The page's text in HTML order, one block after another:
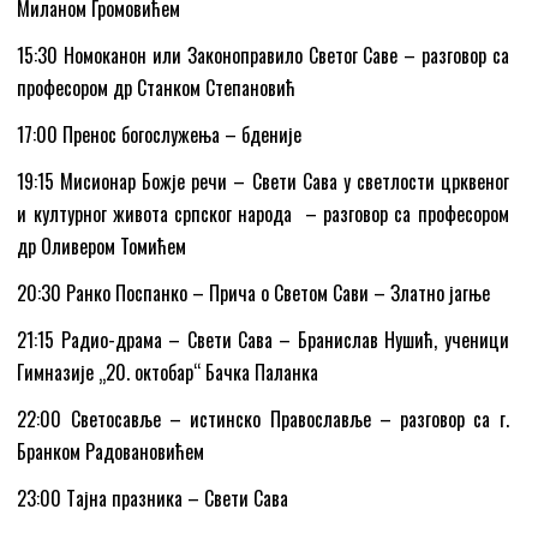
Миланом Громовићем
15:30 Номоканон или Законоправило Светог Саве – разговор са
професором др Станком Степановић
17:00 Пренос богослужења – бденије
19:15 Mисионар Божје речи – Свети Сава у светлости црквеног
и културног живота српског народа – разговор са професором
др Оливером Томићем
20:30 Ранко Поспанко – Прича о Светом Сави – Златно јагње
21:15 Радио-драма – Свети Сава – Бранислав Нушић, ученици
Гимназије „20. октобар“ Бачка Паланка
22:00 Светосавље – истинско Православље – разговор са г.
Бранком Радовановићем
23:00 Tајна празника – Свети Сава